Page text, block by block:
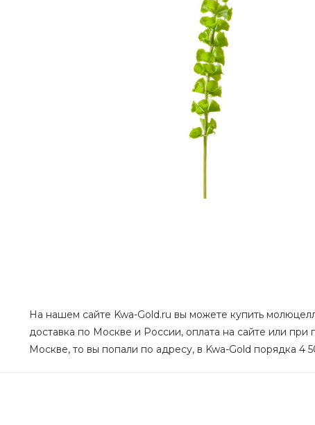
На нашем сайте Kwa-Gold.ru вы можете купить
доставка по Москве и России, оплата на сайте или при
Москве, то вы попали по адресу, в Kwa-Gold порядка 4